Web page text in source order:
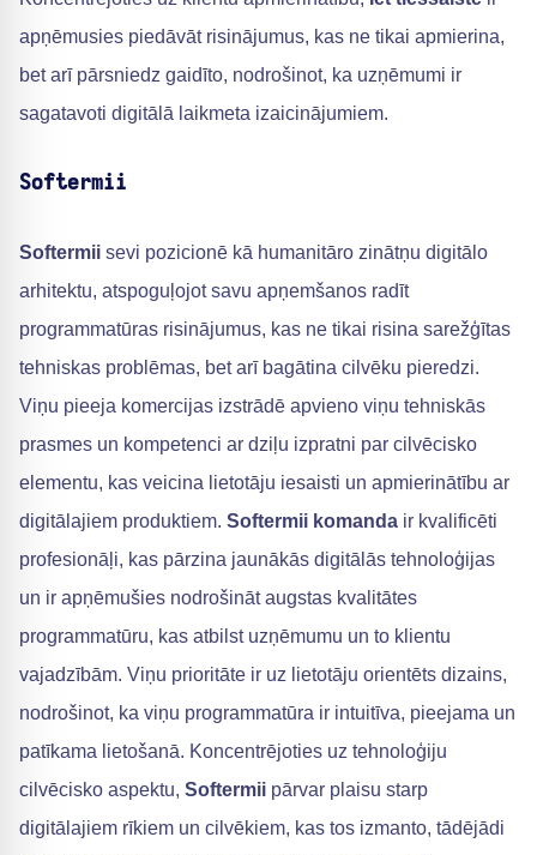
apņēmusies piedāvāt risinājumus, kas ne tikai apmierina,
bet arī pārsniedz gaidīto, nodrošinot, ka uzņēmumi ir
sagatavoti digitālā laikmeta izaicinājumiem.
Softermii
Softermii sevi pozicionē kā humanitāro zinātņu digitālo
arhitektu, atspoguļojot savu apņemšanos radīt
programmatūras risinājumus, kas ne tikai risina sarežģītas
tehniskas problēmas, bet arī bagātina cilvēku pieredzi.
Viņu pieeja komercijas izstrādē apvieno viņu tehniskās
prasmes un kompetenci ar dziļu izpratni par cilvēcisko
elementu, kas veicina lietotāju iesaisti un apmierinātību ar
digitālajiem produktiem. Softermii komanda ir kvalificēti
profesionāļi, kas pārzina jaunākās digitālās tehnoloģijas
un ir apņēmušies nodrošināt augstas kvalitātes
programmatūru, kas atbilst uzņēmumu un to klientu
vajadzībām. Viņu prioritāte ir uz lietotāju orientēts dizains,
nodrošinot, ka viņu programmatūra ir intuitīva, pieejama un
patīkama lietošanā. Koncentrējoties uz tehnoloģiju
cilvēcisko aspektu, Softermii pārvar plaisu starp
digitālajiem rīkiem un cilvēkiem, kas tos izmanto, tādējādi